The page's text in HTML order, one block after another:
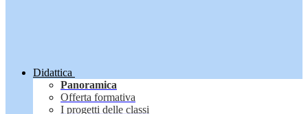
Didattica
Panoramica
Offerta formativa
I progetti delle classi